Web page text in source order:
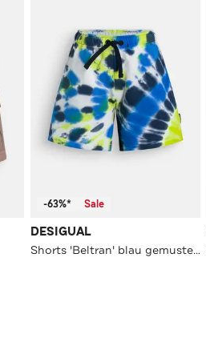
-63%* Sale
DESIGUAL
Shorts 'Beltran' blau gemustert